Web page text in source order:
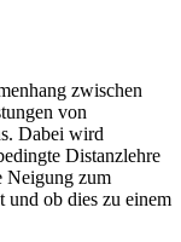
zwischen
von
Dabei wird
Distanzlehre
Neigung zum
und ob dies zu einem